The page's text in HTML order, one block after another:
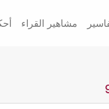
مشاهير القراء